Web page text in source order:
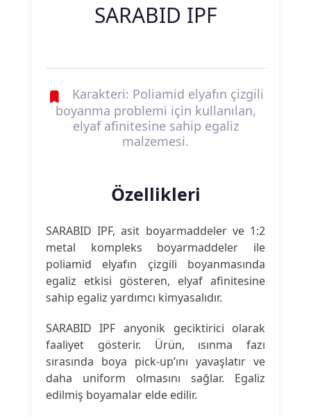
SARABID IPF
Karakteri: Poliamid elyafın çizgili
boyanma problemi için kullanılan,
elyaf afinitesine sahip egaliz
malzemesi.
Özellikleri
SARABID IPF, asit boyarmaddeler ve 1:2
metal kompleks boyarmaddeler ile
poliamid elyafın çizgili boyanmasında
egaliz etkisi gösteren, elyaf afinitesine
sahip egaliz yardımcı kimyasalıdır.
SARABID IPF anyonik geciktirici olarak
faaliyet gösterir. Ürün, ısınma fazı
sırasında boya pick-up’ını yavaşlatır ve
daha uniform olmasını sağlar. Egaliz
edilmiş boyamalar elde edilir.